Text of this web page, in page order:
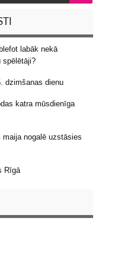
labāk nekā
spēlētāji?
dzimšanas dienu
katra mūsdienīga
maija nogalē uzstāsies
Rīgā